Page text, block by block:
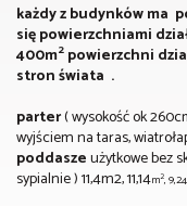
każdy z budynków ma
się powierzchniami
400m2 powierzchni
stron świata .
parter( wysokość ok
wyjściem na taras,
poddaszeużytkowe bez
sypialnie ) 11,4m2, 11,14m2,